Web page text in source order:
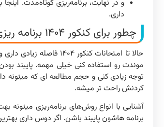
و در نهایت، برنامه‌ریزی کوتاه‌مدت.
داری.
چطور برای کنکور ۱۴۰۴ برنامه ریزی کنم؟
حالا تا امتحانات
موندت رو استفاده کنی خیلی مهمه. پایبند
توجه زیادی کنی و حجم مطالعه ای که میتونه
کردنش راحت تر میشه.
آشنایی با انواع روش‌های برنامه‌ریزی
برنامه هاشون پایبند باشن. اگر دوس داری